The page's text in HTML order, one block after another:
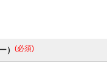
） (必須)